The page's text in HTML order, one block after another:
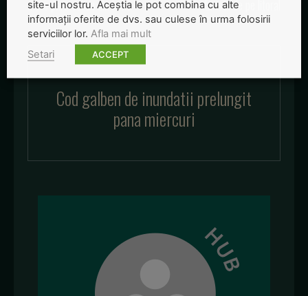
mare parc eolian din lume
turistii de pe litoral
Cod galben de inundatii prelungit
pana miercuri
site-ul nostru. Aceștia le pot combina cu alte
informații oferite de dvs. sau culese în urma folosirii
serviciilor lor. Afla mai mult
Setari
ACCEPT